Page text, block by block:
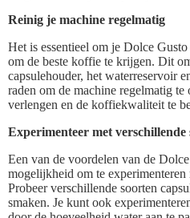
Reinig je machine regelmatig
Het is essentieel om je Dolce
om de beste koffie te krijgen. Dit
capsulehouder, het waterreservoir
raden om de machine regelmatig
verlengen en de koffiekwaliteit te
Experimenteer met verschillende
Een van de voordelen van de
mogelijkheid om te experimenteren
Probeer verschillende soorten
smaken. Je kunt ook